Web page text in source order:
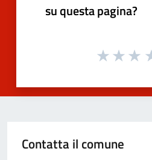
su questa pagina?
Contatta il comune